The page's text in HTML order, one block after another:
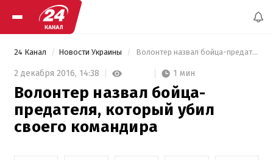
24 Канал Новости Украины Волонтер назвал бойца-предателя, который убил своего командира
2 декабря 2016, 14:38 1 мин
Волонтер назвал бойца-
предателя, который убил
своего командира